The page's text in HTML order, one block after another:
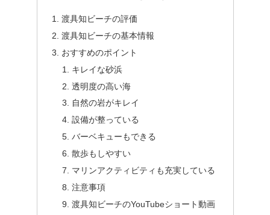
渡具知ビーチの評価
渡具知ビーチの基本情報
おすすめのポイント
キレイな砂浜
透明度の高い海
自然の岩がキレイ
設備が整っている
バーベキューもできる
散歩もしやすい
マリンアクティビティも充実している
注意事項
渡具知ビーチのYouTubeショート動画